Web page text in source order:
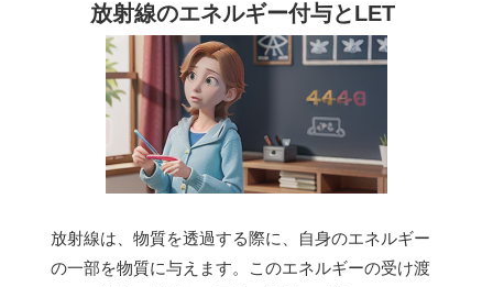
放射線のエネルギー付与とLET
放射線は、物質を透過する際に、自身のエネルギー
の一部を物質に与えます。このエネルギーの受け渡